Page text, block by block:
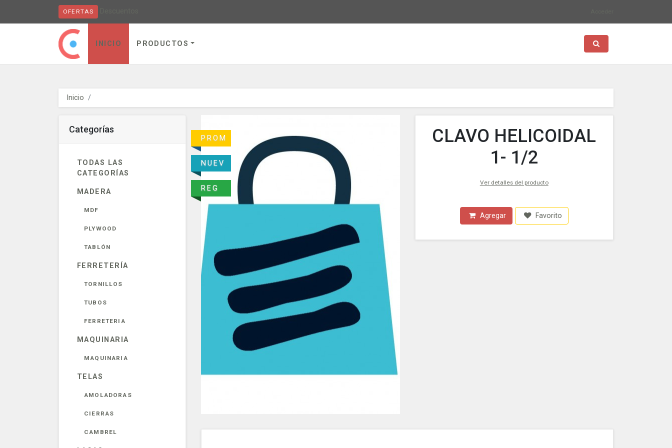
OFERTAS
Obaju - go to homepage
INICIO PRODUCTOS Toggle search
Inicio
Categorías
TODAS LAS
CATEGORÍAS
MADERA
MDF
PLYWOOD
TABLÓN
FERRETERÍA
TORNILLOS
TUBOS
FERRETERIA
MAQUINARIA
MAQUINARIA
TELAS
AMOLADORAS
CIERRAS
CAMBREL
PROM
NUEV
REG
CLAVO HELICOIDAL
1- 1/2
Ver detalles del producto
Agregar Favorito